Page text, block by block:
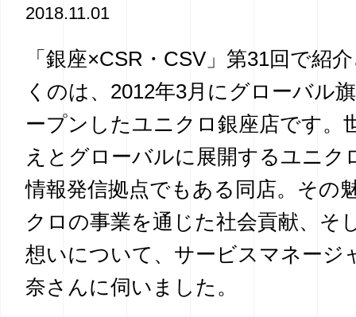
2018.11.01
「銀座×CSR・CSV」第31回で紹
くのは、2012年3月にグローバル
ープンしたユニクロ銀座店です。
えとグローバルに展開するユニク
情報発信拠点でもある同店。その
クロの事業を通じた社会貢献、そ
想いについて、サービスマネージ
奈さんに伺いました。